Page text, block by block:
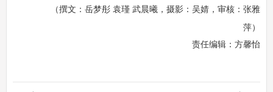
（撰文：岳梦彤 袁瑾 武晨曦，摄影：吴婧，审核：张雅
萍）
责任编辑： 方馨怡